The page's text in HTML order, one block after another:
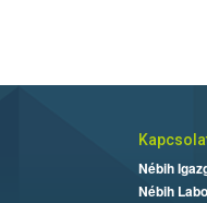
Nébih
Nébih